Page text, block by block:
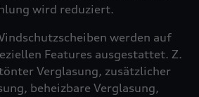
wird reduziert.
werden auf
Features ausgestattet. Z.
Verglasung, zusätzlicher
beheizbare Verglasung,